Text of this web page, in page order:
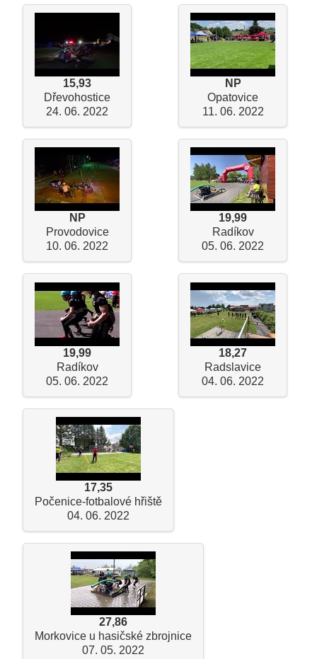
15,93
Dřevohostice
24. 06. 2022
NP
Opatovice
11. 06. 2022
NP
Provodovice
10. 06. 2022
19,99
Radíkov
05. 06. 2022
19,99
Radíkov
05. 06. 2022
18,27
Radslavice
04. 06. 2022
17,35
Počenice-fotbalové hřiště
04. 06. 2022
27,86
Morkovice u hasičské zbrojnice
07. 05. 2022